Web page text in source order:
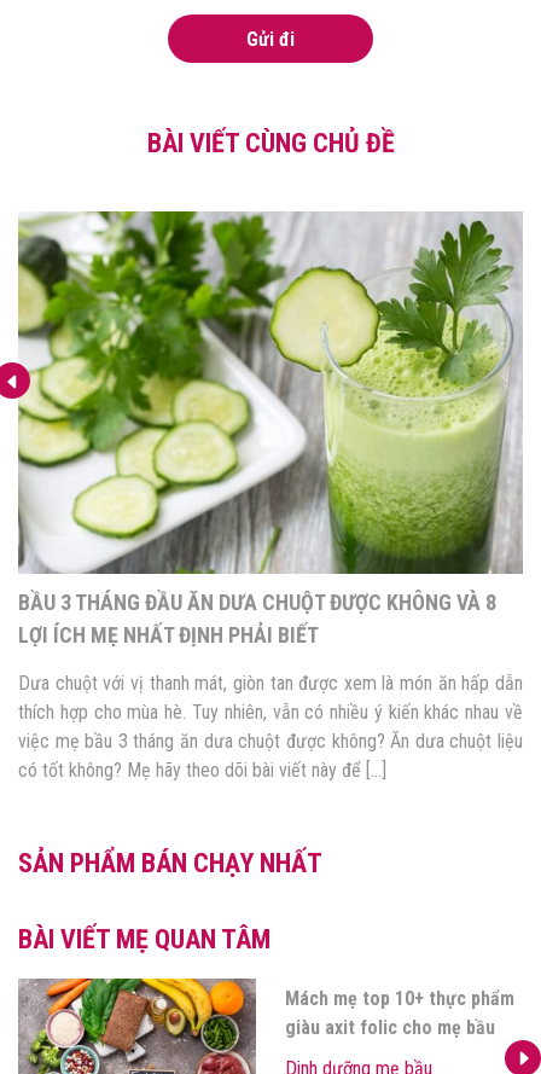
Gửi đi
BÀI VIẾT CÙNG CHỦ ĐỀ
BẦU 3 THÁNG ĐẦU ĂN CỦ ĐẬU ĐƯỢC KHÔNG VÀ NHỮNG
ĐIỀU MẸ NHẤT ĐỊNH PHẢI BIẾT
Trong tam cá nguyệt đầu tiên, mẹ cần bổ sung rất nhiều chất dinh
dưỡng để tăng cường sức khỏe cho cả mẹ và bé. Tuy nhiên, đây là
thời điểm cơ thể của mẹ rất “nhạy cảm”, do đó, quá trình lựa chọn
thực phẩm cũng trở nên khắt khe hơn. Vậy mẹ bầu […]
SẢN PHẨM BÁN CHẠY NHẤT
BÀI VIẾT MẸ QUAN TÂM
Bật mí cách bổ sung Omega
3 cho bà bầu để “mẹ khỏe bé
xinh”